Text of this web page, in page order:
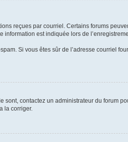
reçues par courriel. Certains forums
est indiquée lors de
Si vous êtes sûr de l’adresse courriel
sont, contactez un administrateur du forum
la corriger.